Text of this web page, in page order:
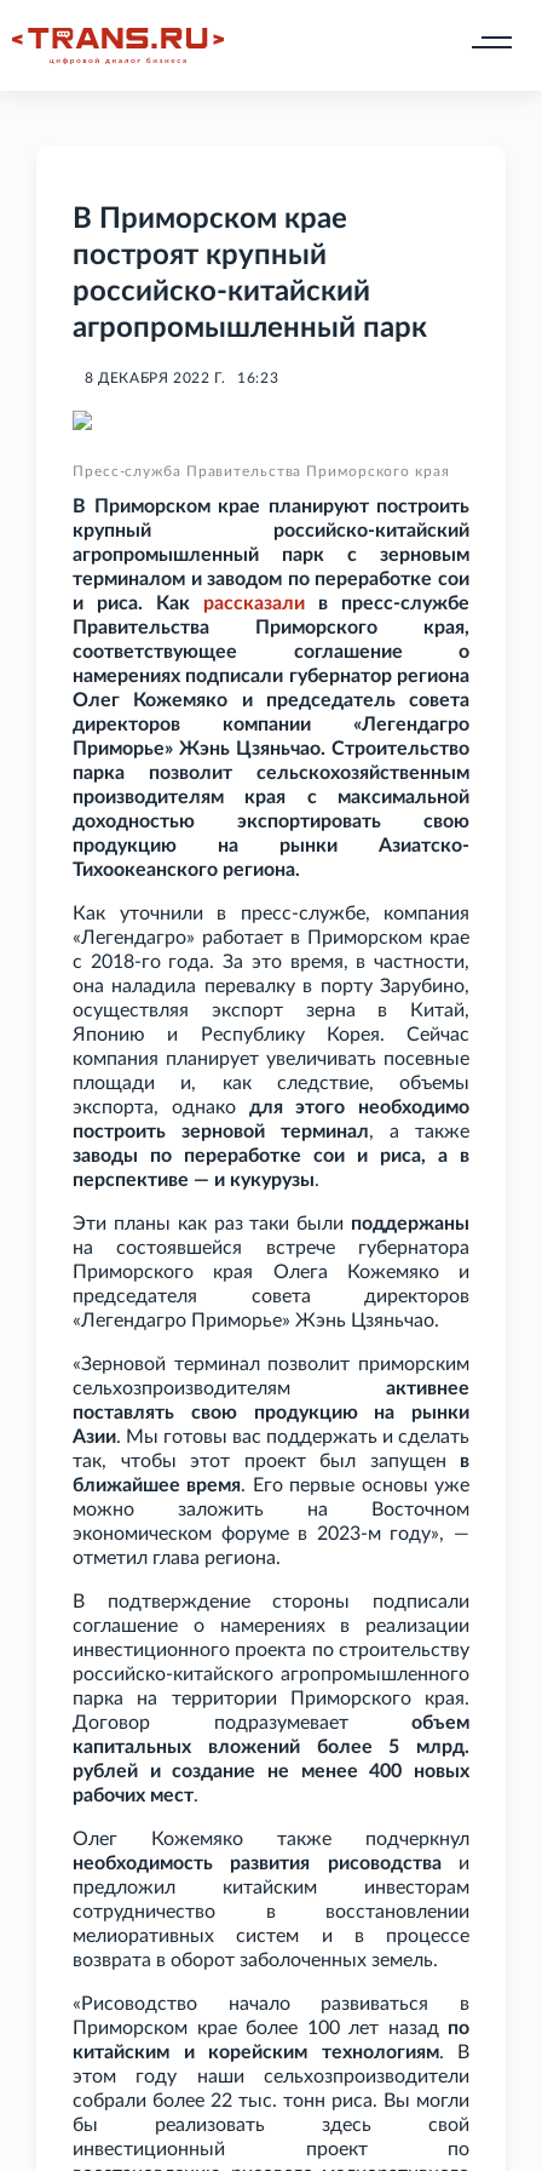
В Приморском крае
построят крупный
российско-китайский
агропромышленный парк
8 ДЕКАБРЯ 2022 Г. 16:23
Пресс-служба Правительства Приморского края
В Приморском крае планируют построить
крупный российско-китайский
агропромышленный парк с зерновым
терминалом и заводом по переработке сои
и риса. Как рассказали в пресс-службе
Правительства Приморского края,
соответствующее соглашение о
намерениях подписали губернатор региона
Олег Кожемяко и председатель совета
директоров компании «Легендагро
Приморье» Жэнь Цзяньчао. Строительство
парка позволит сельскохозяйственным
производителям края с максимальной
доходностью экспортировать свою
продукцию на рынки Азиатско-
Тихоокеанского региона.
Как уточнили в пресс-службе, компания
«Легендагро» работает в Приморском крае
с 2018-го года. За это время, в частности,
она наладила перевалку в порту Зарубино,
осуществляя экспорт зерна в Китай,
Японию и Республику Корея. Сейчас
компания планирует увеличивать посевные
площади и, как следствие, объемы
экспорта, однако для этого необходимо
построить зерновой терминал, а также
заводы по переработке сои и риса, а в
перспективе — и кукурузы.
Эти планы как раз таки были поддержаны
на состоявшейся встрече губернатора
Приморского края Олега Кожемяко и
председателя совета директоров
«Легендагро Приморье» Жэнь Цзяньчао.
«Зерновой терминал позволит приморским
сельхозпроизводителям активнее
поставлять свою продукцию на рынки
Азии. Мы готовы вас поддержать и сделать
так, чтобы этот проект был запущен в
ближайшее время. Его первые основы уже
можно заложить на Восточном
экономическом форуме в 2023-м году», —
отметил глава региона.
В подтверждение стороны подписали
соглашение о намерениях в реализации
инвестиционного проекта по строительству
российско-китайского агропромышленного
парка на территории Приморского края.
Договор подразумевает объем
капитальных вложений более 5
млрд.
рублей и создание не менее 400 новых
рабочих мест.
Олег Кожемяко также подчеркнул
необходимость развития рисоводстваи
предложил китайским инвесторам
сотрудничество в восстановлении
мелиоративных систем и в процессе
возврата в оборот заболоченных земель.
«Рисоводство начало развиваться в
Приморском крае более 100 лет назад по
китайским и корейским технологиям. В
этом году наши сельхозпроизводители
собрали более 22 тыс. тонн риса. Вы могли
бы реализовать здесь свой
инвестиционный проект по